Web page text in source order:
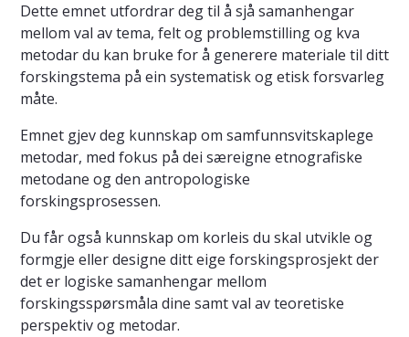
Dette emnet utfordrar deg til å sjå samanhengar
mellom val av tema, felt og problemstilling og kva
metodar du kan bruke for å generere materiale til ditt
forskingstema på ein systematisk og etisk forsvarleg
måte.
Emnet gjev deg kunnskap om samfunnsvitskaplege
metodar, med fokus på dei særeigne etnografiske
metodane og den antropologiske
forskingsprosessen.
Du får også kunnskap om korleis du skal utvikle og
formgje eller designe ditt eige forskingsprosjekt der
det er logiske samanhengar mellom
forskingsspørsmåla dine samt val av teoretiske
perspektiv og metodar.